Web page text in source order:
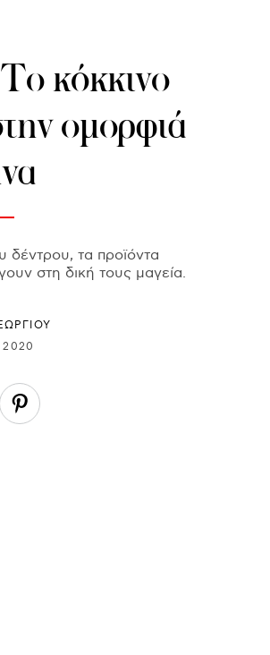
κόκκινο
ομορφιά
δέντρου, τα προϊόντα
στη δική τους μαγεία.